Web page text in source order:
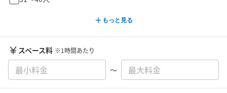
もっと見る
スペース料 ※1時間あたり
〜